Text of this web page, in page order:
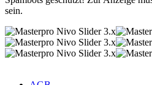
sein.